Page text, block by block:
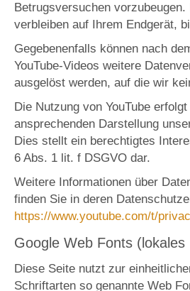
Betrugsversuchen vorzubeugen.
verbleiben auf Ihrem Endgerät,
Gegebenenfalls können nach
YouTube-Videos weitere
ausgelöst werden, auf die wir
Die Nutzung von YouTube
ansprechenden Darstellung
Dies stellt ein berechtigtes
6 Abs. 1 lit. f DSGVO dar.
Weitere Informationen über
finden Sie in deren
https://www.youtube.com/t/
Google Web Fonts (lokales
Diese Seite nutzt zur
Schriftarten so genannte Web